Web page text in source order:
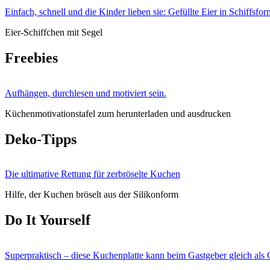
Einfach, schnell und die Kinder lieben sie: Gefüllte Eier in
Eier-Schiffchen mit Segel
Freebies
Aufhängen, durchlesen und motiviert sein.
Küchenmotivationstafel zum herunterladen und ausdrucken
Deko-Tipps
Die ultimative Rettung für zerbröselte Kuchen
Hilfe, der Kuchen bröselt aus der Silikonform
Do It Yourself
Superpraktisch – diese Kuchenplatte kann beim Gastgeber gleich als